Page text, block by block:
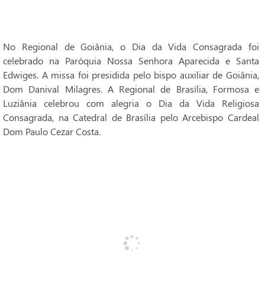
No Regional de Goiânia, o Dia da Vida Consagrada foi
celebrado na Paróquia Nossa Senhora Aparecida e Santa
Edwiges. A missa foi presidida pelo bispo auxiliar de Goiânia,
Dom Danival Milagres. A Regional de Brasília, Formosa e
Luziânia celebrou com alegria o Dia da Vida Religiosa
Consagrada, na Catedral de Brasília pelo Arcebispo Cardeal
Dom Paulo Cezar Costa.